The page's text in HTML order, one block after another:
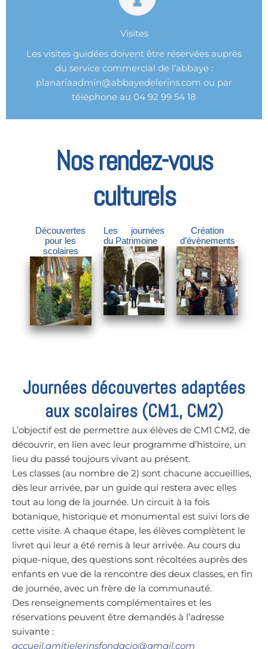
Visites
Les visites guidées doivent être réservées auprès
du service commercial de l’abbaye :
planariaadmin@abbayedelerins.com ou par
téléphone au 04 92 99 54 18
Nos rendez-vous
culturels
Découvertes
pour les
scolaires
Les journées
du Patrimoine
Création
d’évènements
Journées découvertes adaptées
aux scolaires (CM1, CM2)
L’objectif est de permettre aux élèves de CM1 CM2, de
découvrir, en lien avec leur programme d’histoire, un
lieu du passé toujours vivant au présent.
Les classes (au nombre de 2) sont chacune accueillies,
dès leur arrivée, par un guide qui restera avec elles
tout au long de la journée. Un circuit à la fois
botanique, historique et monumental est suivi lors de
cette visite. A chaque étape, les élèves complètent le
livret qui leur a été remis à leur arrivée. Au cours du
pique-nique, des questions sont récoltées auprès des
enfants en vue de la rencontre des deux classes, en fin
de journée, avec un frère de la communauté.
Des renseignements complémentaires et les
réservations peuvent être demandés à l’adresse
suivante :
accueil.amitielerinsfondacio@gmail.com